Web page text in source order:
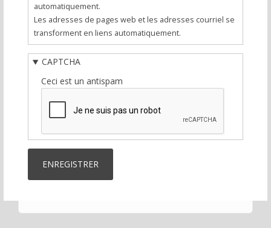
automatiquement.
Les adresses de pages web et les adresses courriel se
transforment en liens automatiquement.
CAPTCHA
Ceci est un antispam